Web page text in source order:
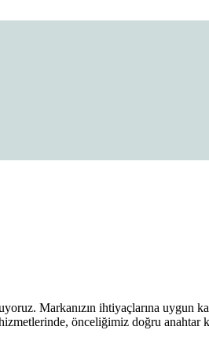
Markanızın ihtiyaçlarına uygun
önceliğimiz doğru anahtar